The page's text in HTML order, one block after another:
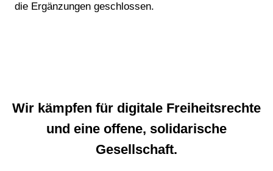
die Ergänzungen geschlossen.
Wir kämpfen für digitale Freiheitsrechte
und eine offene, solidarische
Gesellschaft.